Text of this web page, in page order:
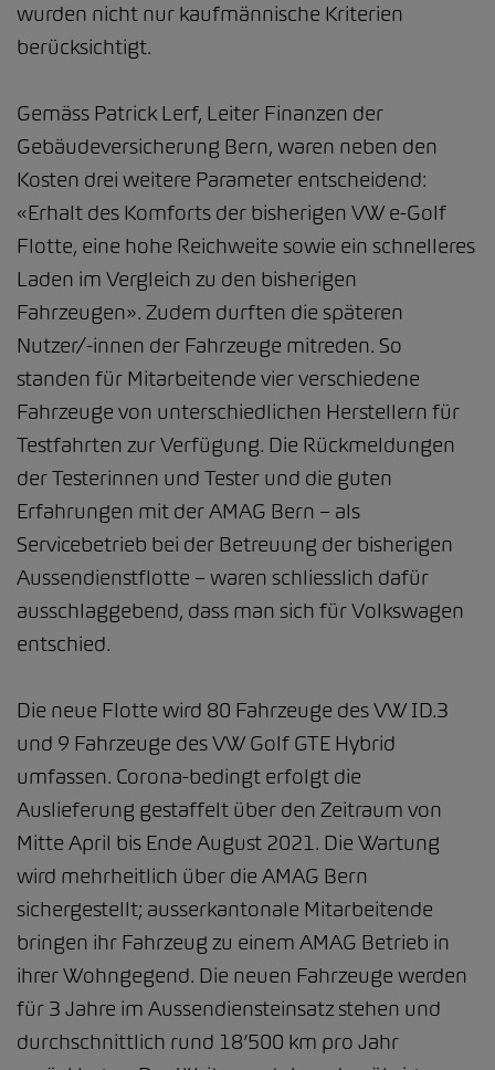
wurden nicht nur kaufmännische Kriterien
berücksichtigt.
Gemäss Patrick Lerf, Leiter Finanzen der
Gebäudeversicherung Bern, waren neben den
Kosten drei weitere Parameter entscheidend:
«Erhalt des Komforts der bisherigen VW e-Golf
Flotte, eine hohe Reichweite sowie ein schnelleres
Laden im Vergleich zu den bisherigen
Fahrzeugen». Zudem durften die späteren
Nutzer/-innen der Fahrzeuge mitreden. So
standen für Mitarbeitende vier verschiedene
Fahrzeuge von unterschiedlichen Herstellern für
Testfahrten zur Verfügung. Die Rückmeldungen
der Testerinnen und Tester und die guten
Erfahrungen mit der AMAG Bern – als
Servicebetrieb bei der Betreuung der bisherigen
Aussendienstflotte – waren schliesslich dafür
ausschlaggebend, dass man sich für Volkswagen
entschied.
Die neue Flotte wird 80 Fahrzeuge des VW ID.3
und 9 Fahrzeuge des VW Golf GTE Hybrid
umfassen. Corona-bedingt erfolgt die
Auslieferung gestaffelt über den Zeitraum von
Mitte April bis Ende August 2021. Die Wartung
wird mehrheitlich über die AMAG Bern
sichergestellt; ausserkantonale Mitarbeitende
bringen ihr Fahrzeug zu einem AMAG Betrieb in
ihrer Wohngegend. Die neuen Fahrzeuge werden
für 3 Jahre im Aussendiensteinsatz stehen und
durchschnittlich rund 18’500 km pro Jahr